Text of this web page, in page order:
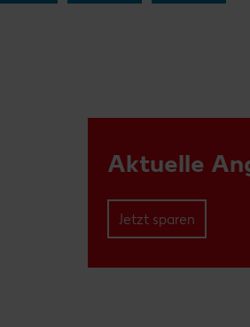
Aktuelle
Jetzt sparen